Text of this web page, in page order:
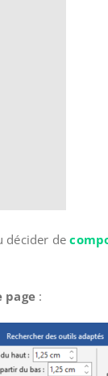
décider de
page :